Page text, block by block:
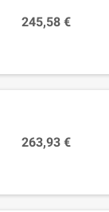
245,58 €
263,93 €